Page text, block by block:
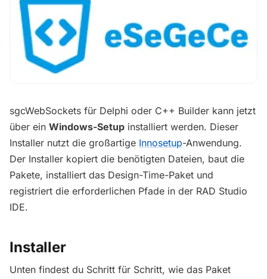
sgcWebSockets für Delphi oder C++ Builder kann jetzt
über ein Windows-Setup installiert werden. Dieser
Installer nutzt die großartige Innosetup-Anwendung.
Der Installer kopiert die benötigten Dateien, baut die
Pakete, installiert das Design-Time-Paket und
registriert die erforderlichen Pfade in der RAD Studio
IDE.
Installer
Unten findest du Schritt für Schritt, wie das Paket